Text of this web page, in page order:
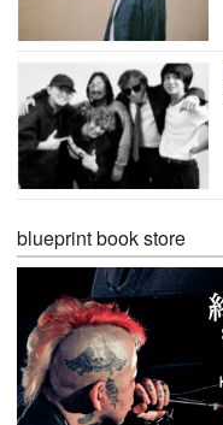
blueprint book store